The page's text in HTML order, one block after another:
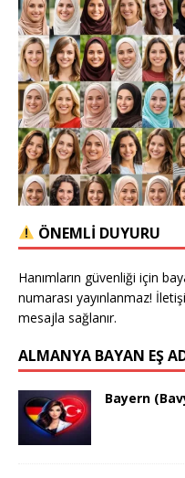
ÖNEMLİ DUYURU
Hanımların güvenliği için
numarası yayınlanmaz!
mesajla sağlanır.
ALMANYA BAYAN EŞ
Bayern